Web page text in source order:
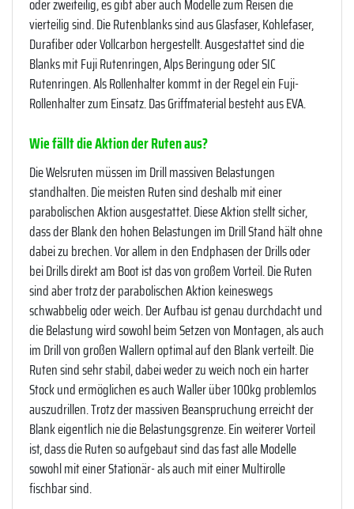
oder zweiteilig, es gibt aber auch Modelle zum Reisen die
vierteilig sind. Die Rutenblanks sind aus Glasfaser, Kohlefaser,
Durafiber oder Vollcarbon hergestellt. Ausgestattet sind die
Blanks mit Fuji Rutenringen, Alps Beringung oder SIC
Rutenringen. Als Rollenhalter kommt in der Regel ein Fuji-
Rollenhalter zum Einsatz. Das Griffmaterial besteht aus EVA.
Wie fällt die Aktion der Ruten aus?
Die Welsruten müssen im Drill massiven Belastungen
standhalten. Die meisten Ruten sind deshalb mit einer
parabolischen Aktion ausgestattet. Diese Aktion stellt sicher,
dass der Blank den hohen Belastungen im Drill Stand hält ohne
dabei zu brechen. Vor allem in den Endphasen der Drills oder
bei Drills direkt am Boot ist das von großem Vorteil. Die Ruten
sind aber trotz der parabolischen Aktion keineswegs
schwabbelig oder weich. Der Aufbau ist genau durchdacht und
die Belastung wird sowohl beim Setzen von Montagen, als auch
im Drill von großen Wallern optimal auf den Blank verteilt. Die
Ruten sind sehr stabil, dabei weder zu weich noch ein harter
Stock und ermöglichen es auch Waller über 100kg problemlos
auszudrillen. Trotz der massiven Beanspruchung erreicht der
Blank eigentlich nie die Belastungsgrenze. Ein weiterer Vorteil
ist, dass die Ruten so aufgebaut sind das fast alle Modelle
sowohl mit einer Stationär- als auch mit einer Multirolle
fischbar sind.